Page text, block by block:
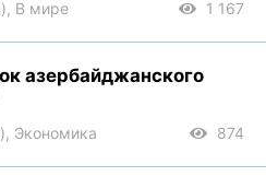
В мире 1 167
азербайджанского
Экономика 874